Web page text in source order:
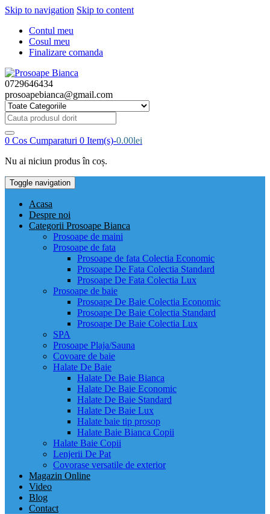
Skip to navigation Skip to content
Contul meu
Cosul meu
Finalizare comanda
0729646434
prosoapebianca@gmail.com
Cauta
produsul
dorit:
0 Cos Cumparaturi 0 Item(s)-0.00lei
Nu ai niciun produs în coș.
Toggle navigation
Acasa
Despre noi
Categorii Prosoape Bianca
Prosoape de maini
Prosoape de fata
Prosoape de fata Colectia Economic
Prosoape De Fata Colectia Standard
Prosoape De Fata Colectia Lux
Prosoape de baie
Prosoape De Baie Colectia Economic
Prosoape De Baie Colectia Standard
Prosoape De Baie Colectia Lux
SPA
Prosoape Plaja/Sauna
Covoare de baie
Halate De Baie
Halate De Baie Bianca
Halate De Baie Economic
Halate De Baie Standard
Halate De Baie Lux
Halate baie tip prosop
Halate Baie Bianca Copii
Halate Baie Copii
Lenjerii De Pat
Covorase versatile de exterior
Magazin Online
Video
Blog
Contact